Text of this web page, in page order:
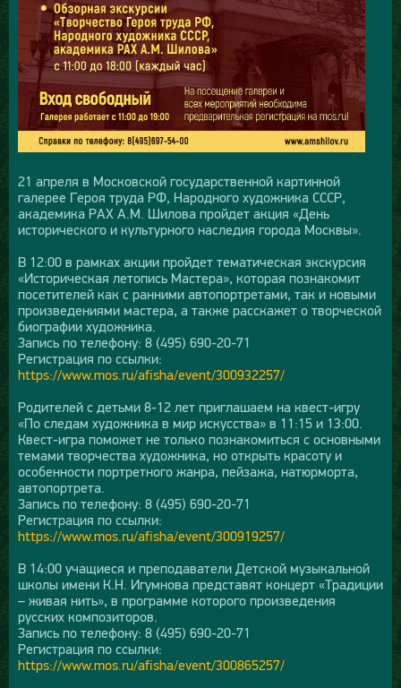
21 апреля в Московской государственной картинной
галерее Героя труда РФ, Народного художника СССР,
академика РАХ А.М. Шилова пройдет акция «День
исторического и культурного наследия города Москвы».
В 12:00 в рамках акции пройдет тематическая экскурсия
«Историческая летопись Мастера», которая познакомит
посетителей как с ранними автопортретами, так и новыми
произведениями мастера, а также расскажет о творческой
биографии художника.
Запись по телефону: 8 (495) 690-20-71
Регистрация по ссылки:
https://www.mos.ru/afisha/event/300932257/
Родителей с детьми 8-12 лет приглашаем на квест-игру
«По следам художника в мир искусства» в 11:15 и 13:00.
Квест-игра поможет не только познакомиться с основными
темами творчества художника, но открыть красоту и
особенности портретного жанра, пейзажа, натюрморта,
автопортрета.
Запись по телефону: 8 (495) 690-20-71
Регистрация по ссылки:
https://www.mos.ru/afisha/event/300919257/
В 14:00 учащиеся и преподаватели Детской музыкальной
школы имени К.Н. Игумнова представят концерт «Традиции
– живая нить», в программе которого произведения
русских композиторов.
Запись по телефону: 8 (495) 690-20-71
Регистрация по ссылки:
https://www.mos.ru/afisha/event/300865257/